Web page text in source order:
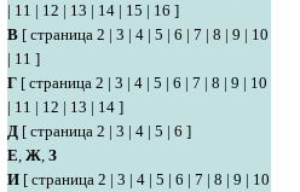
| 11 | 12 | 13 | 14 | 15 | 16 ]
В [ страница 2 | 3 | 4 | 5 | 6 | 7 | 8 | 9 | 10
| 11 ]
Г [ страница 2 | 3 | 4 | 5 | 6 | 7 | 8 | 9 | 10
| 11 | 12 | 13 | 14 ]
Д [ страница 2 | 3 | 4 | 5 | 6 ]
Е, Ж, З
И [ страница 2 | 3 | 4 | 5 | 6 | 7 | 8 | 9 | 10